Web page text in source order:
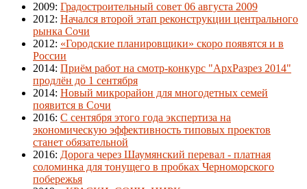
2009: Градостроительный совет 06 августа 2009
2012: Начался второй этап реконструкции центрального
рынка Сочи
2012: «Городские планировщики» скоро появятся и в
России
2014: Приём работ на смотр-конкурс "АрхРазрез 2014"
продлён до 1 сентября
2014: Новый микрорайон для многодетных семей
появится в Сочи
2016: С сентября этого года экспертиза на
экономическую эффективность типовых проектов
станет обязательной
2016: Дорога через Шаумянский перевал - платная
соломинка для тонущего в пробках Черноморского
побережья